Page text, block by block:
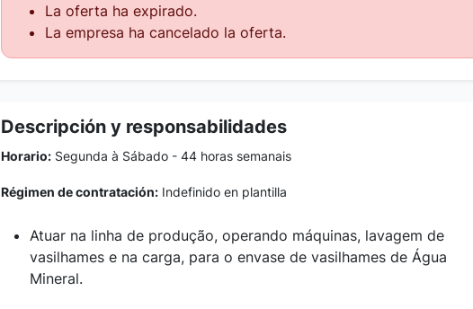
La oferta ha expirado.
La empresa ha cancelado la oferta.
Descripción y responsabilidades
Horario: Segunda à Sábado - 44 horas semanais
Régimen de contratación: Indefinido en plantilla
Atuar na linha de produção, operando máquinas, lavagem de
vasilhames e na carga, para o envase de vasilhames de Água
Mineral.